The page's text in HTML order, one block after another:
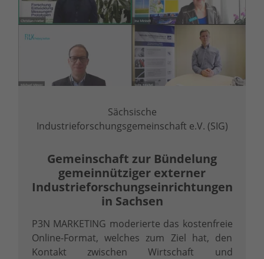
Sächsische
Industrieforschungsgemeinschaft e.V. (SIG)
Gemeinschaft zur Bündelung
gemeinnütziger externer
Industrieforschungseinrichtungen
in Sachsen
P3N MARKETING moderierte das kostenfreie
Online-Format, welches zum Ziel hat, den
Kontakt zwischen Wirtschaft und